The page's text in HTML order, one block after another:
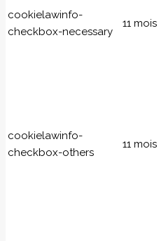
cookielawinfo-
checkbox-necessary
11 mois
cookielawinfo-
checkbox-others
11 mois